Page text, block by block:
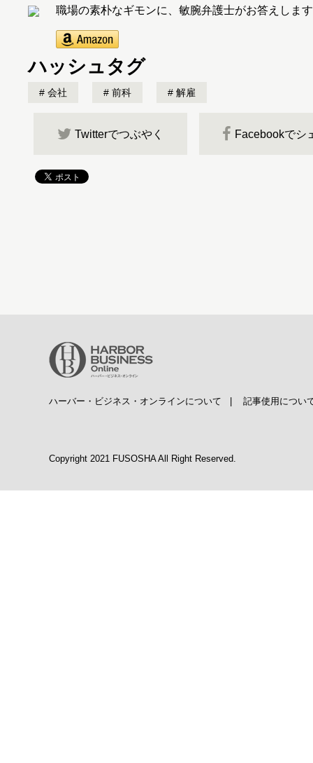
職場の素朴なギモンに、敏腕弁護士がお答えします
ハッシュタグ
会社 前科 解雇
Twitterでつぶやく Facebookでシ
ハーバー・ビジネス・オンラインについて 記事使用につい
Copyright 2021 FUSOSHA All Right Reserved.